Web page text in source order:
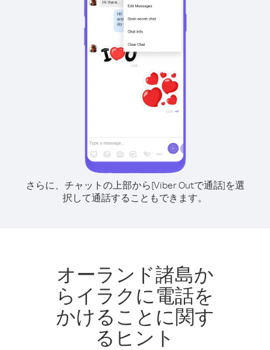
さらに、チャットの上部から[Viber Outで通話]を選
択して通話することもできます。
オーランド諸島か
らイラクに電話を
かけることに関す
るヒント